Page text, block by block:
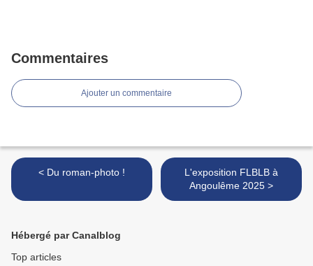
Commentaires
Ajouter un commentaire
< Du roman-photo !
L'exposition FLBLB à
Angoulême 2025 >
Hébergé par Canalblog
Top articles